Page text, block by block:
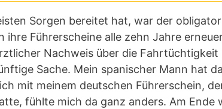
Sorgen bereitet hat, war der
ihre Führerscheine alle zehn Jahre
Nachweis über die
Sache. Mein spanischer Mann hat
mit meinem deutschen Führerschein,
fühlte mich da ganz anders. Am Ende